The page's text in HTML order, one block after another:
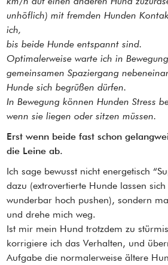
unhöflich) mit fremden Hunden
ich,
bis beide Hunde entspannt sind.
Optimalerweise warte ich in
gemeinsamen Spaziergang
Hunde sich begrüßen dürfen.
In Bewegung können Hunden Stress
wenn sie liegen oder sitzen müssen.
Erst wenn beide fast schon
die Leine ab.
Ich sage bewusst nicht energetisch
dazu (extrovertierte Hunde lassen
wunderbar hoch pushen), sondern
und drehe mich weg.
Ist mir mein Hund trotzdem zu
korrigiere ich das Verhalten, und
Aufgabe die normalerweise ältere